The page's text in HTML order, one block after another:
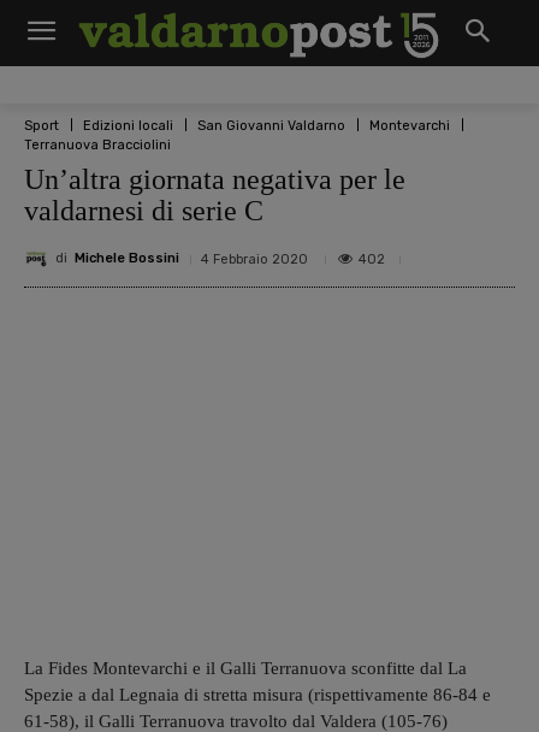
Sport Edizioni locali San Giovanni Valdarno
Montevarchi
Terranuova Bracciolini
Un’altra giornata negativa per le
valdarnesi di serie C
di Michele Bossini 4 Febbraio 2020 402
La Fides Montevarchi e il Galli Terranuova sconfitte dal La
Spezie a dal Legnaia di stretta misura (rispettivamente 86-84 e
61-58), il Galli Terranuova travolto dal Valdera (105-76)